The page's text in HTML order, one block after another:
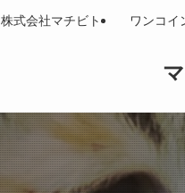
株式会社マチビト ワンコイ